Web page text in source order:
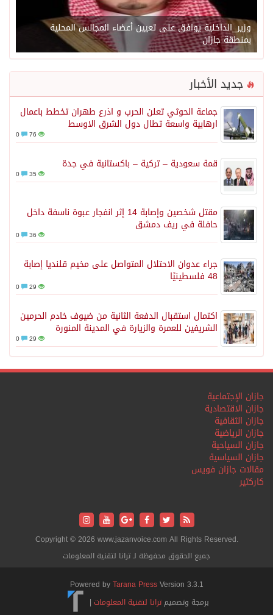
وزير_الداخلية يوافق على تعيين أعضاء المجالس المحلية
بمنطقة جازان
جديد الأخبار
جماعة الحوثي تعلن الحرب و اذرع طهران تخطط باعمال
ارهابية واسعة تطال دول الشرق الاوسط
76
قمة سعودية – تركية – باكستانية في جدة
35
مقتل شخصين وإصابة 14 إثر انفجار عبوة ناسفة داخل
حافلة في ريف دمشق
36
جراء عدوان الاحتلال المتواصل على مخيم قلنديا إصابة
48 فلسطينيًا
29
اكتمال استقبال الدفعة الثانية من ضيوف خادم الحرمين
الشريفين للعمرة والزيارة في المدينة المنورة
29
جازان الإجتماعية
جازان الاقتصادية
جازان الثقافية
جازان الرياضية
جازان السياحية
جازان السياسية
مقالات جازان فويس
كاركتير
Copyright © 2026 www.jazanvoice.com All Rights Reserved.
جميع الحقوق محفوظة لـ ترانا لتقنية المعلومات
Powered byTarana PressVersion 3.3.1
برمجة وتصميمترانا لتقنية المعلومات |